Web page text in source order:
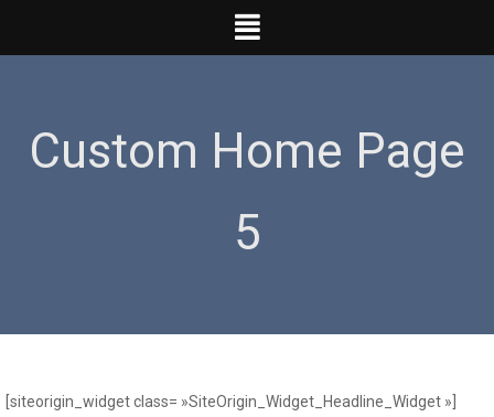
Custom Home Page
5
[siteorigin_widget class= »SiteOrigin_Widget_Headline_Widget »]